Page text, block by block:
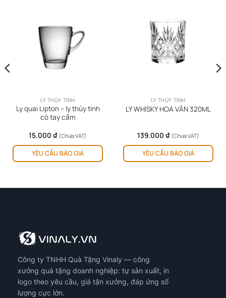
LY THỦY TINH
Ly quai Lipton – ly thủy tinh
có tay cầm
15.000 ₫ (Chưa VAT)
YÊU CẦU BÁO GIÁ
LY THỦY TINH
LY WHISKY HOA VĂN 320ML
139.000 ₫ (Chưa VAT)
YÊU CẦU BÁO GIÁ
Công ty TNHH Quà Tặng Vinaly — công
xưởng quà tặng doanh nghiệp: tự sản xuất, in
logo theo yêu cầu, giá tận xưởng, đáp ứng số
lượng cực lớn.